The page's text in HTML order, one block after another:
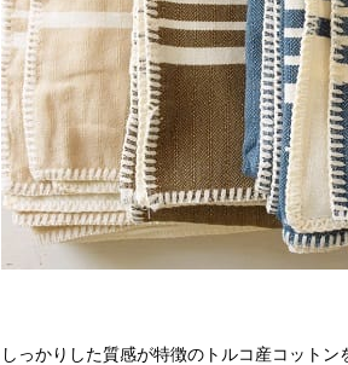
しっかりした質感が特徴のトルコ産コット